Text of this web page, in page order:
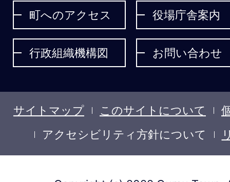
ょ
う
町へのアクセス 役場庁舎案内
行政組織機構図 お問い合わせ
サイトマップ このサイトについて
アクセシビリティ方針について